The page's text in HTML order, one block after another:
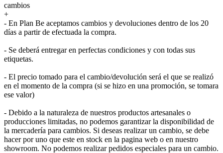
cambios
+
- En Plan Be aceptamos cambios y devoluciones dentro de los 20
días a partir de efectuada la compra.
- Se deberá entregar en perfectas condiciones y con todas sus
etiquetas.
- El precio tomado para el cambio/devolución será el que se realizó
en el momento de la compra (si se hizo en una promoción, se tomara
ese valor)
- Debido a la naturaleza de nuestros productos artesanales o
producciones limitadas, no podemos garantizar la disponibilidad de
la mercadería para cambios. Si deseas realizar un cambio, se debe
hacer por uno que este en stock en la pagina web o en nuestro
showroom. No podemos realizar pedidos especiales para un cambio.